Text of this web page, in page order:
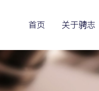
首页 关于骋志